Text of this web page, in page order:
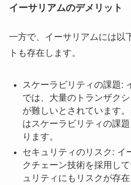
イーサリアムのデメリット
一方で、イーサリアムには以
トも存在します。
スケーラビリティの課題:
では、大量のトランザク
が難しいとされています
はスケーラビリティの課
ります。
セキュリティのリスク: イ
クチェーン技術を採用し
ュリティにもリスクが存